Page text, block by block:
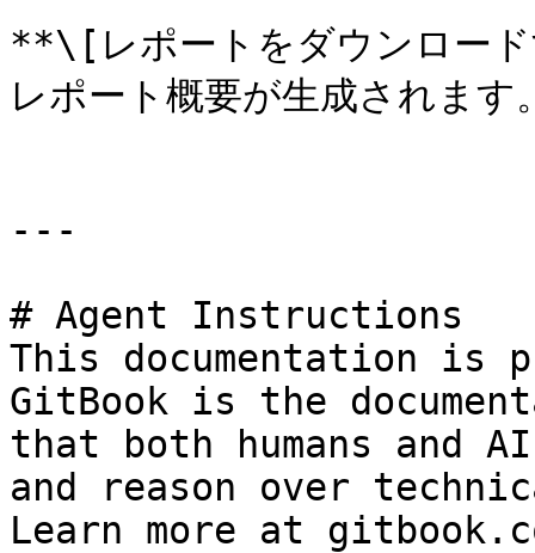
**\[レポートをダウンロー
レポート概要が生成されます
---
# Agent Instructions
This documentation is
GitBook is the
that both humans and
and reason over
Learn more at